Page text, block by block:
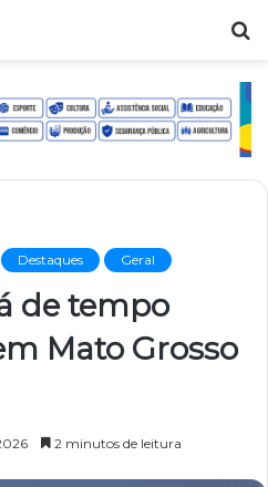
Destaques Geral
de tempo
Mato Grosso
2 minutos de leitura